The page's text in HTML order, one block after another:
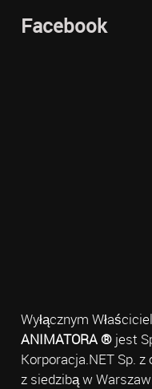
Facebook
Wyłącznym
ANIMATORA ®jest
Korporacja.NET Sp. z
z siedzibą w